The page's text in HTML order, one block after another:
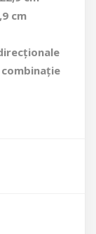
cm
combinație